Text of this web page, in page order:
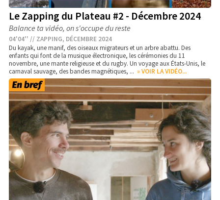
Le Zapping du Plateau #2 - Décembre 2024
Balance ta vidéo, on s'occupe du reste
04'04'' // ZAPPING, DÉCEMBRE 2024
Du kayak, une manif, des oiseaux migrateurs et un arbre abattu. Des
enfants qui font de la musique électronique, les cérémonies du 11
novembre, une mante religieuse et du rugby. Un voyage aux États-Unis, le
carnaval sauvage, des bandes magnétiques, ... » VOIR LA VIDÉO...